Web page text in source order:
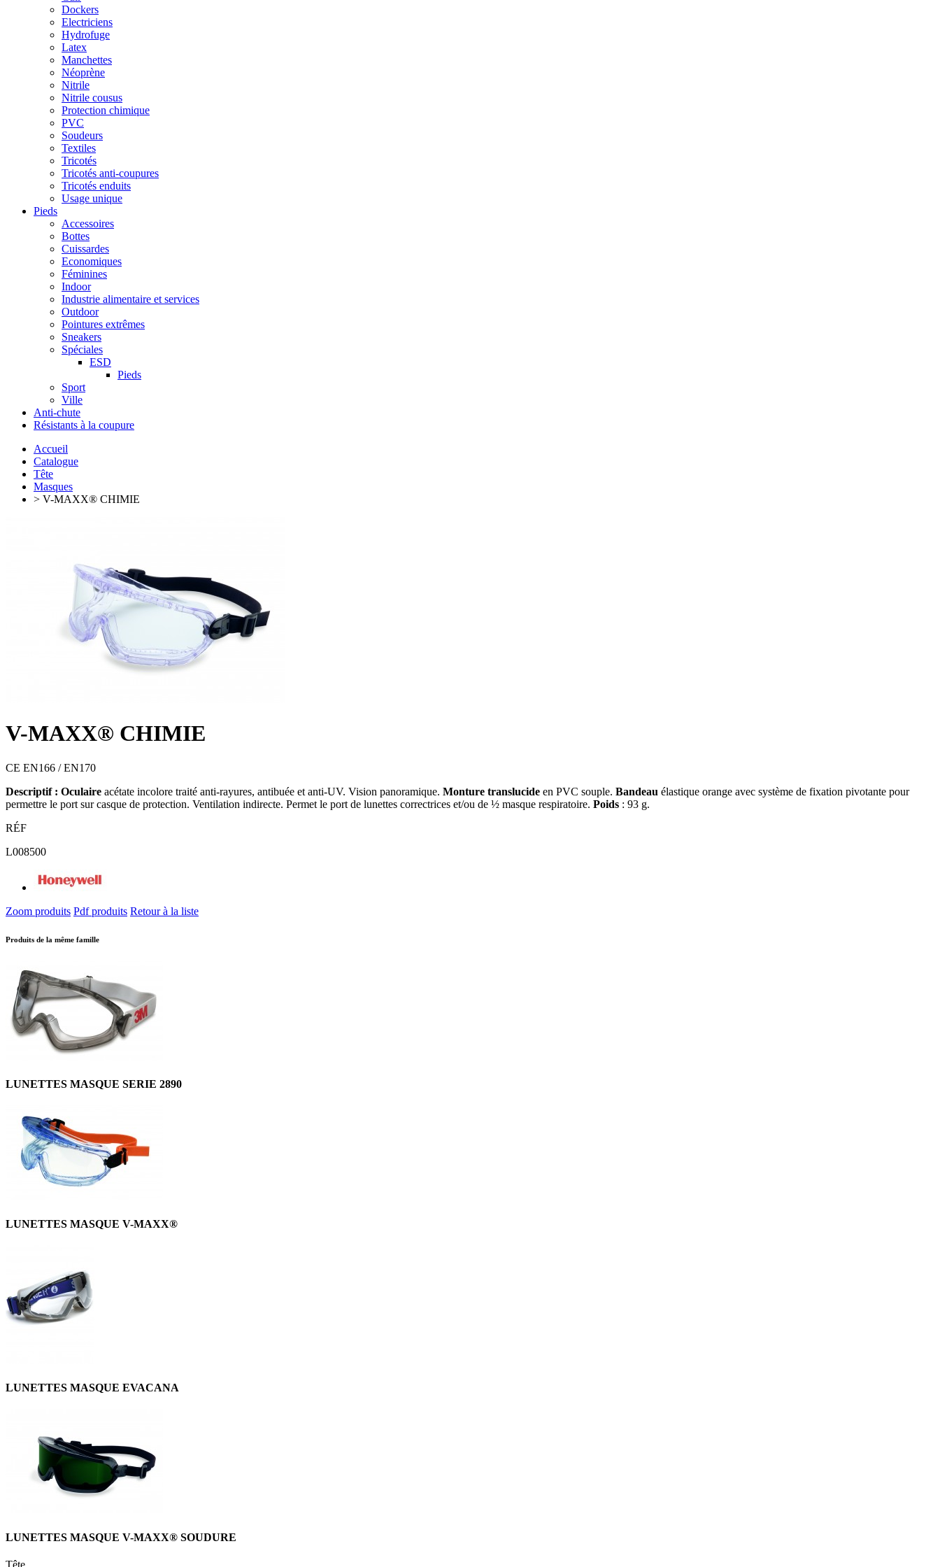
Dockers
Electriciens
Hydrofuge
Latex
Manchettes
Néoprène
Nitrile
Nitrile cousus
Protection chimique
PVC
Soudeurs
Textiles
Tricotés
Tricotés anti-coupures
Tricotés enduits
Usage unique
Pieds
Accessoires
Bottes
Cuissardes
Economiques
Féminines
Indoor
Industrie alimentaire et services
Outdoor
Pointures extrêmes
Sneakers
Spéciales
ESD
Pieds
Sport
Ville
Anti-chute
Résistants à la coupure
Accueil
Catalogue
Tête
Masques
> V-MAXX® CHIMIE
V-MAXX® CHIMIE
CE EN166 / EN170
Descriptif : Oculaire acétate incolore traité anti-rayures, antibuée et anti-UV. Vision panoramique. Monture translucide en PVC souple. Bandeau élastique orange avec système de fixation pivotante pour
permettre le port sur casque de protection. Ventilation indirecte. Permet le port de lunettes correctrices et/ou de ½ masque respiratoire. Poids : 93 g.
RÉF
L008500
Zoom produits Pdf produits Retour à la liste
Produits de la même famille
LUNETTES MASQUE SERIE 2890
LUNETTES MASQUE V-MAXX®
LUNETTES MASQUE EVACANA
LUNETTES MASQUE V-MAXX® SOUDURE
Tête